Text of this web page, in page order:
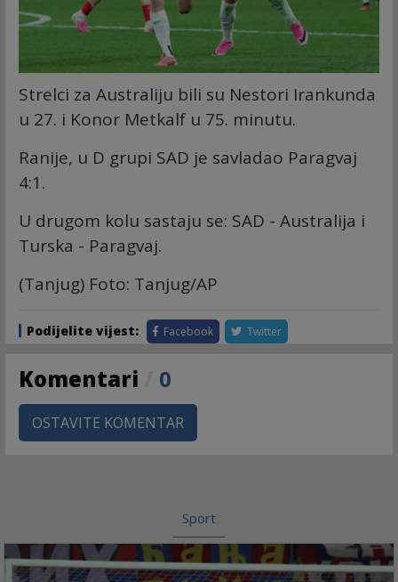
Strelci za Australiju bili su Nestori Irankunda
u 27. i Konor Metkalf u 75. minutu.
Ranije, u D grupi SAD je savladao Paragvaj
4:1.
U drugom kolu sastaju se: SAD - Australija i
Turska - Paragvaj.
(Tanjug) Foto: Tanjug/AP
Podijelite vijest: Facebook Twitter
Komentari 0
OSTAVITE KOMENTAR
Sport